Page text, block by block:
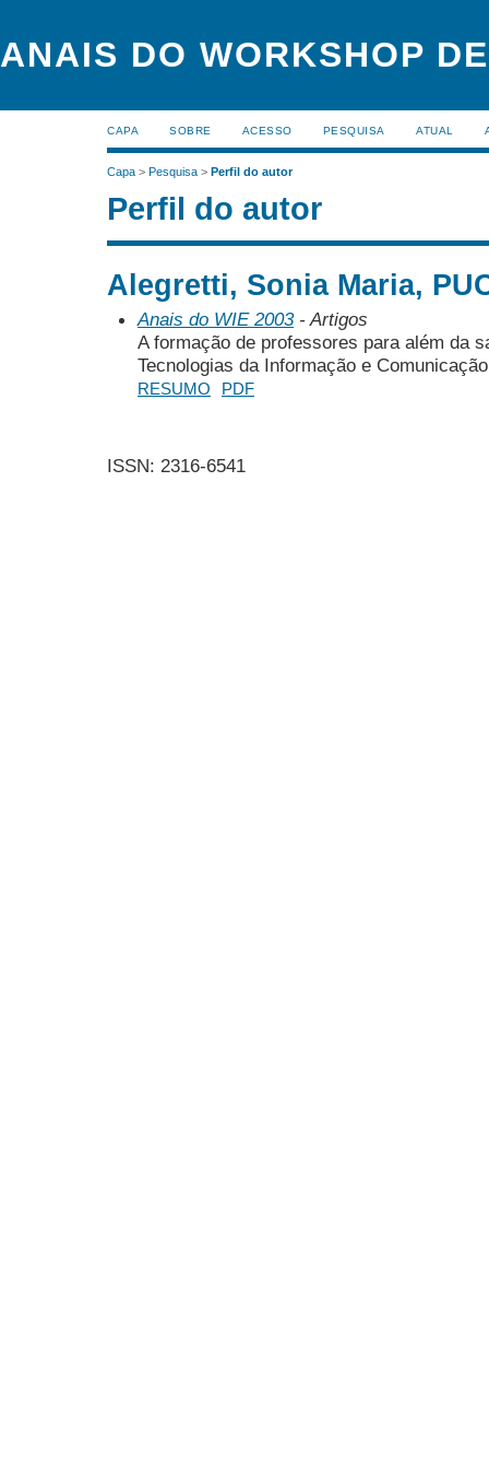
ANAIS DO WORKSHOP
CAPA SOBRE ACESSO PESQUISA ATUAL
Capa > Pesquisa > Perfil do autor
Perfil do autor
Alegretti, Sonia Maria,
Anais do WIE 2003- Artigos
A formação de professores para além da
Tecnologias da Informação e Comunicação
RESUMO PDF
ISSN: 2316-6541